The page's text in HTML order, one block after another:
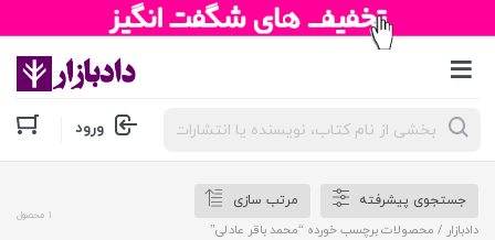
جستجوی
محصولات ورود
جستجوی پیشرفته
مرتب سازی
دادبازار / محصولات برچسب خورده “محمد باقر عادلی”
1 محصول